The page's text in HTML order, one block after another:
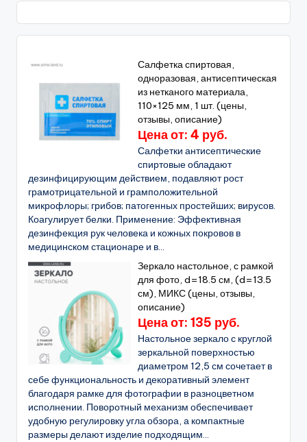
Салфетка спиртовая,
одноразовая, антисептическая
из нетканого материала,
110×125 мм, 1 шт. (цены,
отзывы, описание)
Цена от: 4 руб.
Салфетки антисептические
спиртовые обладают
дезинфицирующим действием, подавляют рост
грамотрицательной и грамположительной
микрофлоры; грибов; патогенных простейших; вирусов.
Коагулирует белки. Применение: Эффективная
дезинфекция рук человека и кожных покровов в
медицинском стационаре и в...
Зеркало настольное, с рамкой
для фото, d=18.5 см, (d=13.5
см), МИКС (цены, отзывы,
описание)
Цена от: 135 руб.
Настольное зеркало с круглой
зеркальной поверхностью
диаметром 12,5 см сочетает в
себе функциональность и декоративный элемент
благодаря рамке для фотографии в разноцветном
исполнении. Поворотный механизм обеспечивает
удобную регулировку угла обзора, а компактные
размеры делают изделие подходящим...